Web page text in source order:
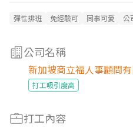
彈性排班 免經驗可 同事可愛 公
公司名稱
新加坡商立福人事顧問
打工吸引度高
打工內容